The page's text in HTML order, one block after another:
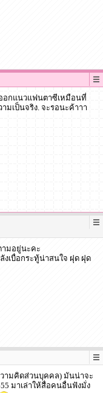
อกแนวแฟนตาซีเหมือนที่
มเป็นจริง. จะรอนะค้าาา
ามอยู่นะคะ
งเบื่อกระทู้น่าสนใจ ฝุด ฝุด
วามคิดส่วนบุคคล) มันน่าจะ
มาเล่าให้สื่อคนอื่นฟังมั่ง